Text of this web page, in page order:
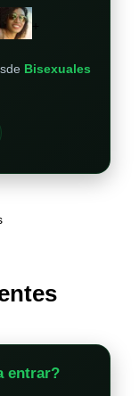
Bisexuales
entrar?